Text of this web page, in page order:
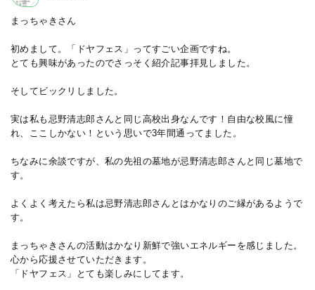
まっちゃきさん
初めまして。「ドヤフェス」ってすごい企画ですね。
とても興味があったのでさっそく紹介記事拝見しました。
そしてビックリしました。
実は私も忌野清志郎さんと同じ高校出身なんです！自由な校風に憧
れ、ここしかない！という思いで3年間通ってました。
ちなみに余談ですが、私の先祖の墓地が忌野清志郎さんと同じ墓地で
す。
よくよく考えたら私は忌野清志郎さんとはかなりのご縁があるようで
す。
まっちゃきさんの活動はかなり新鮮で強いエネルギーを感じました。
心から応援させていただきます。
「ドヤフェス」とても楽しみにしてます。